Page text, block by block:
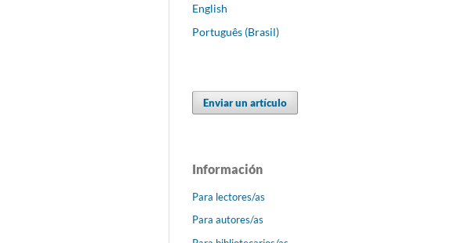
English
Português (Brasil)
Enviar un artículo
Información
Para lectores/as
Para autores/as